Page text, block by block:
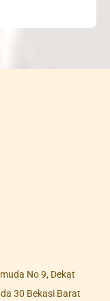
No 9, Dekat
30 Bekasi Barat